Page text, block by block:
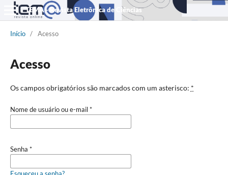
TEMA - Revista Eletrônica de Ciências
Início / Acesso
Acesso
Os campos obrigatórios são marcados com um asterisco: *
Nome de usuário ou e-mail*
Senha *